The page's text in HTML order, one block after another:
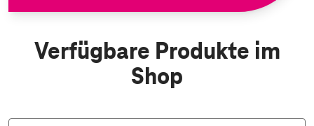
Verfügbare Produkte im
Shop